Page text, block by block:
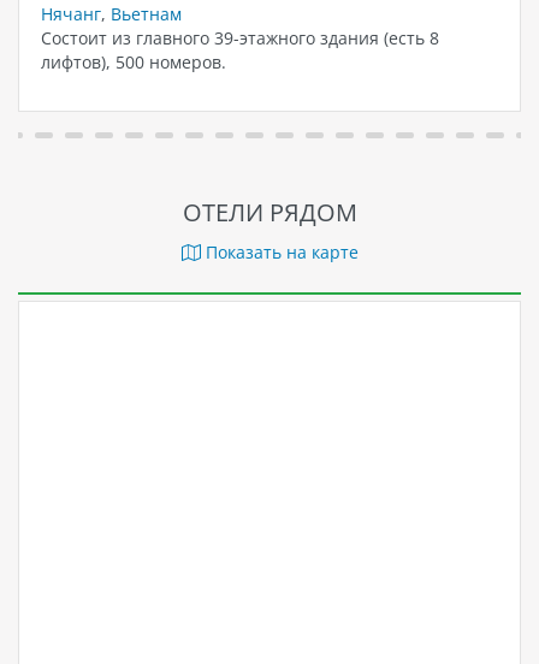
Нячанг, Вьетнам
Состоит из главного 39-этажного здания (есть 8
лифтов), 500 номеров.
ОТЕЛИ РЯДОМ
Показать на карте